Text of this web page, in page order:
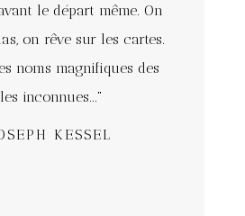
le départ même. On
on rêve sur les cartes.
noms magnifiques des
inconnues..."
KESSEL